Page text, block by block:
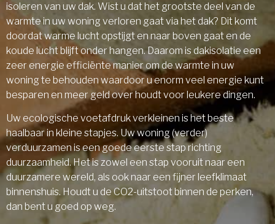
isoleren van uw dak. Wist u dat het grootste deel van de
warmte in uw woning verloren gaat via het dak? Dit komt
doordat warme lucht opstijgt en naar boven gaat en de
koude lucht blijft onder hangen. Daarom is dakisolatie een
zeer energie efficiënte manier om de warmte in uw
woning te behouden waardoor u enorm veel energie kunt
besparen en meer geld over houdt voor leukere dingen.
Uw ecologische voetafdruk verkleinen is het beste
haalbaar in kleine stapjes. Uw woning (verder)
verduurzamen is een goede eerste stap richting
duurzaamheid. Het is zowel een stap vooruit naar een
duurzamere wereld, als ook naar een fijner leefklimaat
binnenshuis. Houdt u de CO2-uitstoot binnen de perken,
dan bent u goed op weg.